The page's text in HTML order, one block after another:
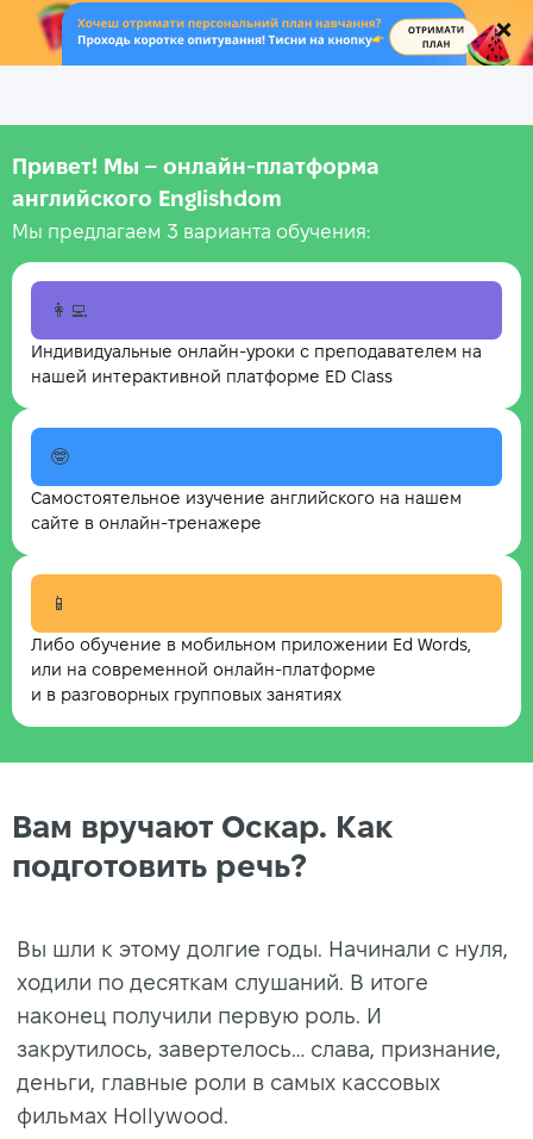
.
Привет! Мы – онлайн‑платформа
английского Englishdom
Мы предлагаем 3 варианта обучения:
👩‍💻
Индивидуальные онлайн-уроки с преподавателем на
нашей интерактивной платформе ED Class
🤓
Самостоятельное изучение английского на нашем
сайте в онлайн-тренажере
📱
Либо обучение в мобильном приложении Ed Words,
или на современной онлайн-платформе
и в разговорных групповых занятиях
Вам вручают Оскар. Как
подготовить речь?
Вы шли к этому долгие годы. Начинали с нуля,
ходили по десяткам слушаний. В итоге
наконец получили первую роль. И
закрутилось, завертелось… слава, признание,
деньги, главные роли в самых кассовых
фильмах Hollywood.